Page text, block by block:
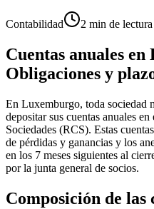
Contabilidad 2 min de lectura
Cuentas anuales
Obligaciones y
En Luxemburgo, toda sociedad
depositar sus cuentas anuales
Sociedades (RCS). Estas
de pérdidas y ganancias y los
en los 7 meses siguientes al
por la junta general de socios.
Composición de las